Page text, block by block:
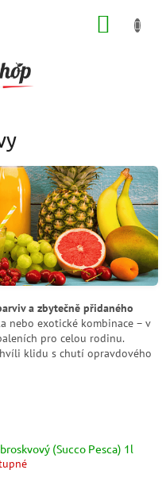
a zbytečně přidaného
nebo exotické kombinace – v
pro celou rodinu.
klidu s chutí opravdového
(Succo Pesca) 1l